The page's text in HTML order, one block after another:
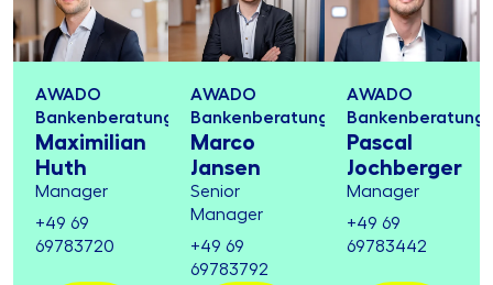
AWADO
Bankenberatung
Maximilian
Huth
Manager
+49 69
69783720
AWADO
Bankenberatung
Marco
Jansen
Senior
Manager
+49 69
69783792
AWADO
Bankenberatung
Pascal
Jochberger
Manager
+49 69
69783442